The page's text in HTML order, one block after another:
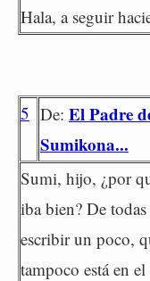
Hala, a seguir
5 De: El Padre
Sumikona...
Sumi, hijo, ¿por
iba bien? De
escribir un poco,
tampoco está en